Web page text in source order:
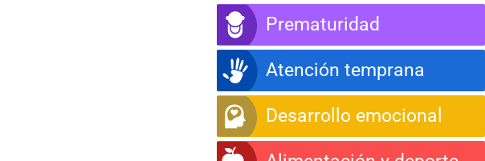
Prematuridad
Atención temprana
Desarrollo emocional